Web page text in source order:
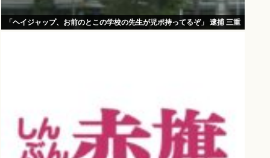
「ヘイジャップ、お前のとこの学校の先生が児ポ持ってるぞ」 逮捕 三重